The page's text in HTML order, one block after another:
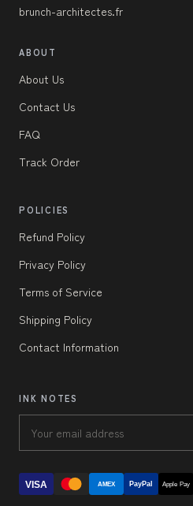
brunch-architectes.fr
ABOUT
About Us
Contact Us
FAQ
Track Order
POLICIES
Refund Policy
Privacy Policy
Terms of Service
Shipping Policy
Contact Information
INK NOTES
VISA AMEX PayPal Apple Pay